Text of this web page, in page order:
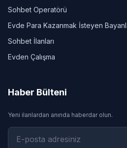
Sohbet Operatörü
Evde Para Kazanmak İsteyen
Sohbet İlanları
Evden Çalışma
Haber Bülteni
Yeni ilanlardan anında haberdar olun.